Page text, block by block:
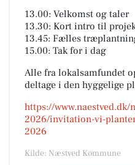
13.00: Velkomst og taler
13.30: Kort intro til
13.45: Fælles
15.00: Tak for i dag
Alle fra lokalsamfundet
deltage i den hyggelige
https://www.naestved.dk/
2026/invitation-vi-
2026
Kilde: Næstved Kommune